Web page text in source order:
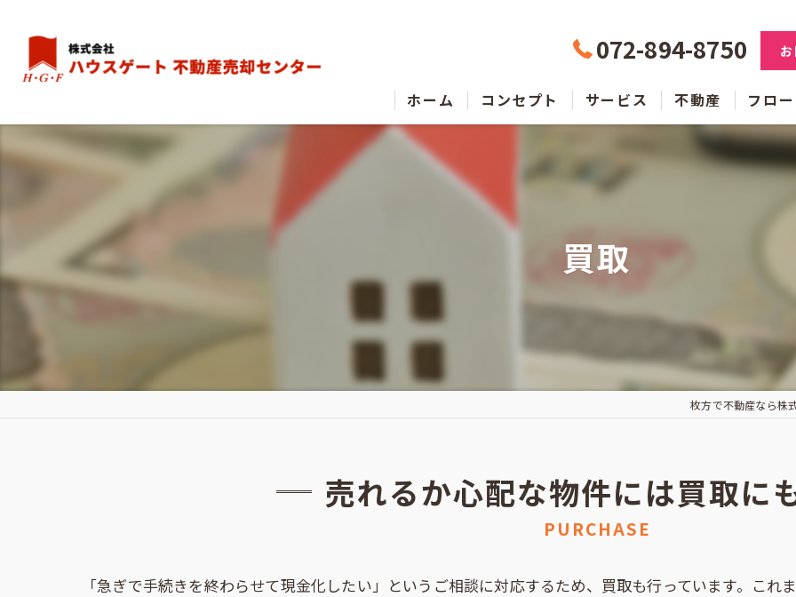
072-894-8750
ホーム コンセプト サービス 不動産 フロー
買取
枚方で不動産なら株
売れるか心配な物件には買取に
PURCHASE
「急ぎで手続きを終わらせて現金化したい」というご相談に対応するため、買取も行っています。これ